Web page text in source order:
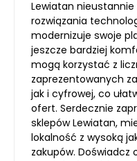
Lewiatan
rozwiązania
modernizuje swoje
jeszcze bardziej
mogą korzystać z
zaprezentowanych
jak i cyfrowej, co
ofert. Serdecznie
sklepów Lewiatan,
lokalność z wysoką
zakupów. Doświadcz